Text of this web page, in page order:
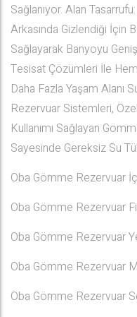
Sağlanıyor. Alan
Arkasında Gizlendiği İçin
Sağlayarak Banyoyu
Tesisat Çözümleri İle
Daha Fazla Yaşam Alanı
Rezervuar Sistemleri,
Kullanımı Sağlayan
Sayesinde Gereksiz Su
Oba Gömme Rezervuar
Oba Gömme Rezervuar
Oba Gömme Rezervuar
Oba Gömme Rezervuar
Oba Gömme Rezervuar